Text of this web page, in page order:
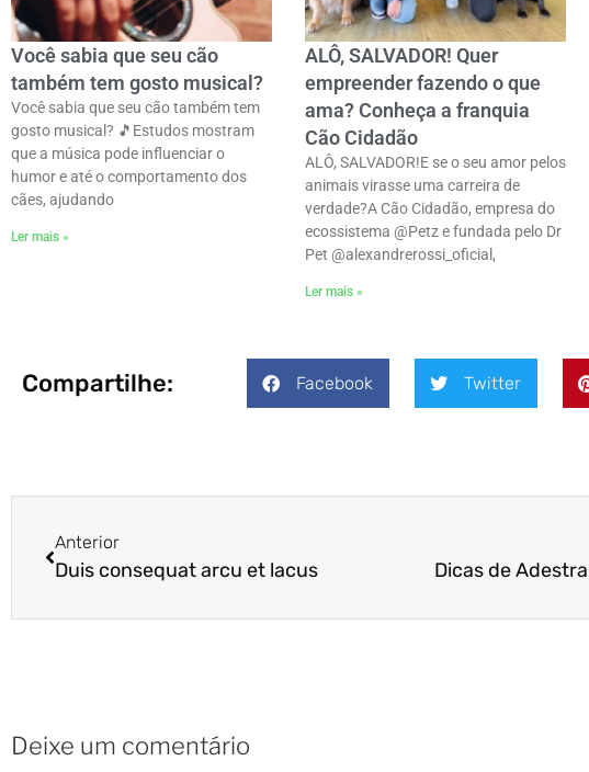
Você sabia que seu cão
também tem gosto musical?
Você sabia que seu cão também tem
gosto musical? 🎵ㅤEstudos mostram
que a música pode influenciar o
humor e até o comportamento dos
cães, ajudando
Ler mais »
ALÔ, SALVADOR! Quer
empreender fazendo o que
ama? Conheça a franquia
Cão Cidadão
ALÔ, SALVADOR!E se o seu amor pelos
animais virasse uma carreira de
verdade?ㅤA Cão Cidadão, empresa do
ecossistema @Petz e fundada pelo Dr
Pet @alexandrerossi_oficial,
Ler mais »
Compartilhe: Facebook Twitter
Anterior
Duis consequat arcu et lacus
Deixe um comentário